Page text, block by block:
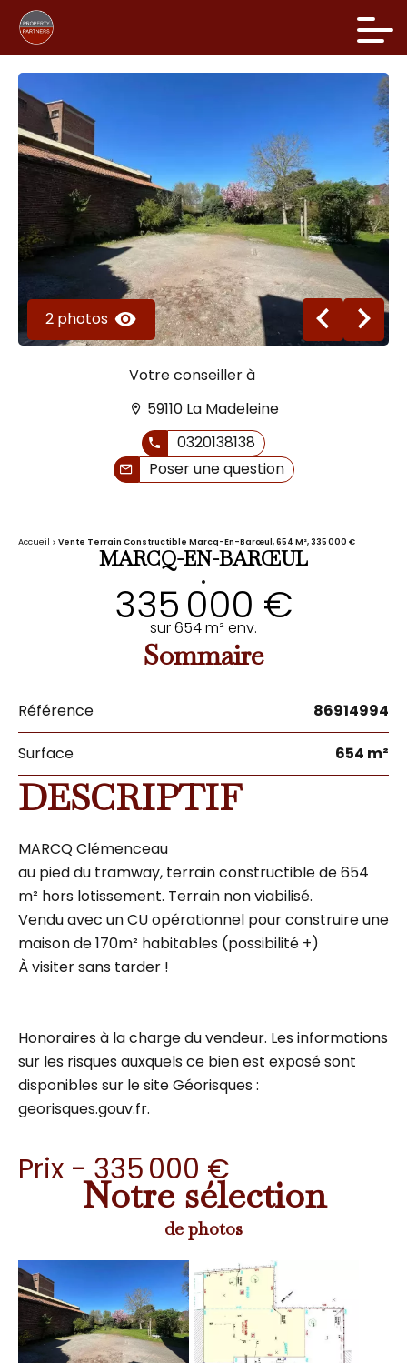
2 photos
Votre conseiller à
59110 La Madeleine
0320138138
Poser une question
Accueil Vente Terrain Constructible Marcq-En-Barœul, 654 M², 335 000 €
MARCQ-EN-BARŒUL
•
335 000 €
sur 654 m² env.
Sommaire
Référence 86914994
Surface 654 m²
DESCRIPTIF
MARCQ Clémenceau
au pied du tramway, terrain constructible de 654
m² hors lotissement. Terrain non viabilisé.
Vendu avec un CU opérationnel pour construire une
maison de 170m² habitables (possibilité +)
À visiter sans tarder !
Honoraires à la charge du vendeur. Les informations
sur les risques auxquels ce bien est exposé sont
disponibles sur le site Géorisques :
georisques.gouv.fr.
Prix - 335 000 €
Notre sélection
de photos